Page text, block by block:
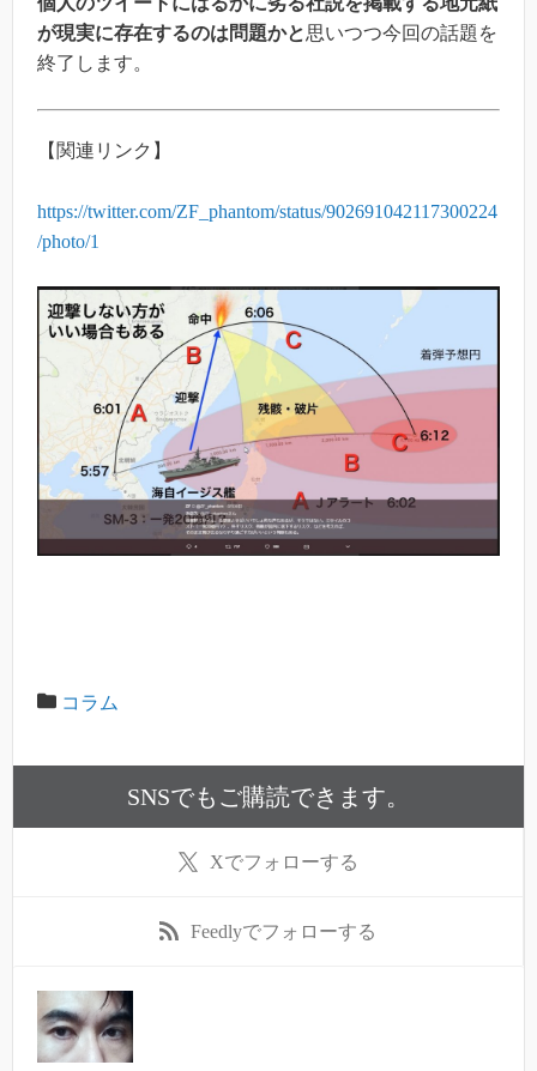
が現実に存在するのは問題かと思いつつ今回の話題を
終了します。
【関連リンク】
https://twitter.com/ZF_phantom/status/902691042117300224
/photo/1
コラム
SNSでもご購読できます。
Xでフォローする
Feedlyでフォローする